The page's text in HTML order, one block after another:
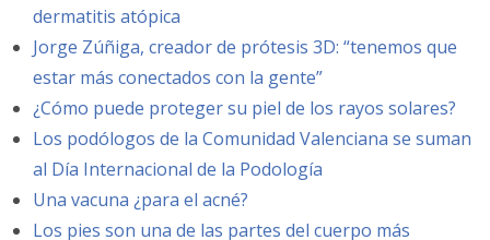
dermatitis atópica
Jorge Zúñiga, creador de prótesis 3D: “tenemos que
estar más conectados con la gente”
¿Cómo puede proteger su piel de los rayos solares?
Los podólogos de la Comunidad Valenciana se suman
al Día Internacional de la Podología
Una vacuna ¿para el acné?
Los pies son una de las partes del cuerpo más